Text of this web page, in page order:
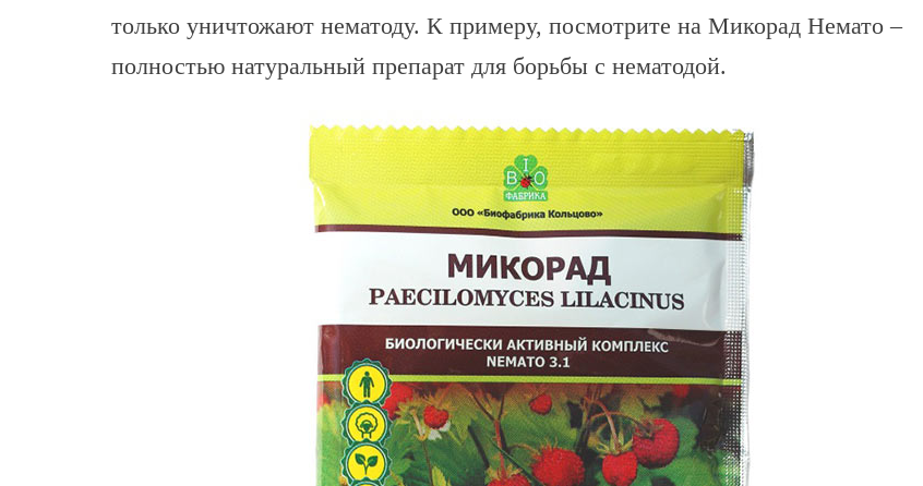
только уничтожают нематоду. К примеру, посмотрите на Микорад Немато –
полностью натуральный препарат для борьбы с нематодой.